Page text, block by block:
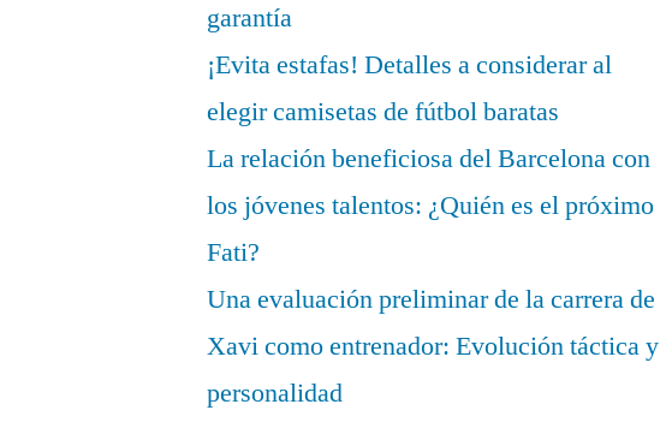
garantía
¡Evita estafas! Detalles a considerar al
elegir camisetas de fútbol baratas
La relación beneficiosa del Barcelona con
los jóvenes talentos: ¿Quién es el próximo
Fati?
Una evaluación preliminar de la carrera de
Xavi como entrenador: Evolución táctica y
personalidad